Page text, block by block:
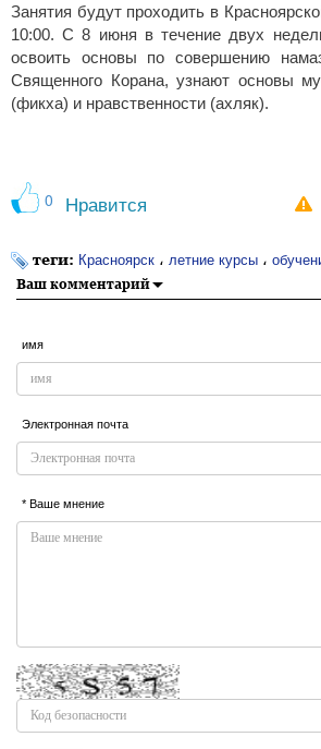
Занятия будут проходить в
10:00. С 8 июня в течение двух
освоить основы по совершению
Священного Корана, узнают основы
(фикха) и нравственности (ахляк).
0 Нравится
теги: Красноярск ، летние курсы ،
Ваш комментарий
имя
Электронная почта
* Ваше мнение